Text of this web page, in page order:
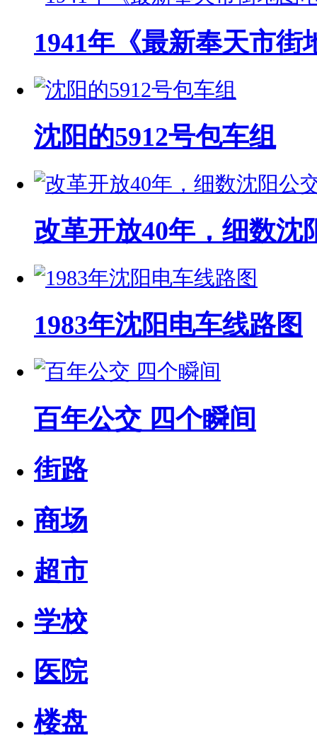
1941年《最新奉天市街
沈阳的5912号包车组
改革开放40年，细数沈
1983年沈阳电车线路图
百年公交 四个瞬间
街路
商场
超市
学校
医院
楼盘